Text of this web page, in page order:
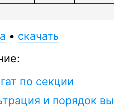
• скачать
по секции
и порядок